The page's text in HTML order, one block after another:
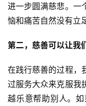
进一步圆满慈悲。一
恼和痛苦自然没有立
第二，慈善可以让我
在践行慈善的过程，
过服务大众来克服我
越乐意帮助别人。